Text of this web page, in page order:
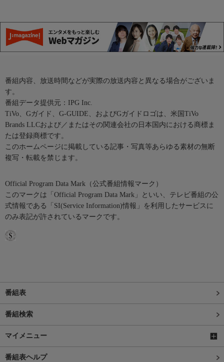
番組内容、放送時間などが実際の放送内容と異なる場合がございま
す。
番組データ提供元：IPG Inc.
TiVo、Gガイド、G-GUIDE、およびGガイドロゴは、米国TiVo
Brands LLCおよび／またはその関連会社の日本国内における商標ま
たは登録商標です。
このホームページに掲載している記事・写真等あらゆる素材の無断
複写・転載を禁じます。
Official Program Data Mark（公式番組情報マーク）
このマークは「Official Program Data Mark」といい、テレビ番組の公
式情報である「SI(Service Information)情報」を利用したサービスに
のみ表記が許されているマークです。
番組表
番組検索
マイメニュー
番組表ヘルプ